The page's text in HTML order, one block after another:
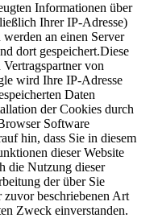
Informationen über
Ihrer IP-Adresse)
an einen Server
dort gespeichert.Diese
von
wird Ihre IP-Adresse
Daten
der Cookies durch
Software
hin, dass Sie in diesem
dieser Website
die Nutzung dieser
der über Sie
beschriebenen Art
Zweck einverstanden.